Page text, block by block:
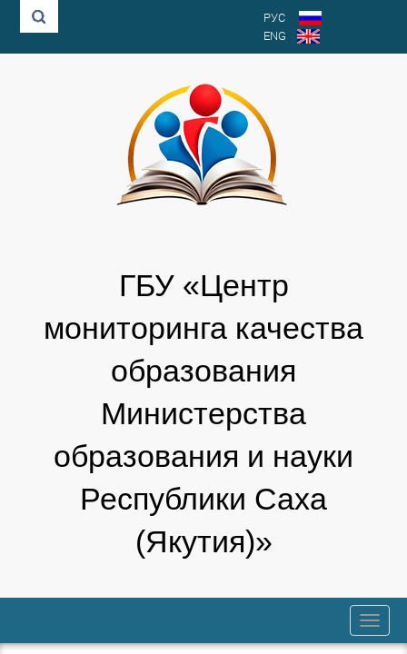
РУС
ENG
ГБУ «Центр
мониторинга качества
образования
Министерства
образования и науки
Республики Саха
(Якутия)»
trk